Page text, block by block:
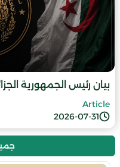
بيان رئيس الجمهورية
2026-07-31
Article